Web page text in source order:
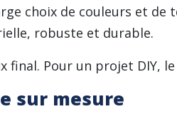
choix de couleurs et de
robuste et durable.
final. Pour un projet DIY,
sur mesure